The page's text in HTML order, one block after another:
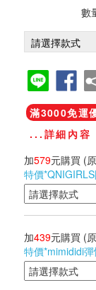
數
滿3000免運
...詳細內容
加579元購買 (
特價
加439元購買 (
特價*mimididi